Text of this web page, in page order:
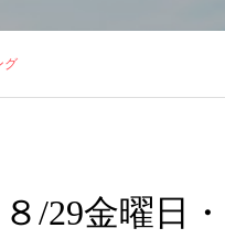
グ
８/29金曜日